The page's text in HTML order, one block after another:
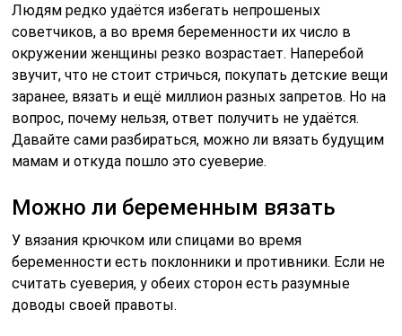
Людям редко удаётся избегать непрошеных
советчиков, а во время беременности их число в
окружении женщины резко возрастает. Наперебой
звучит, что не стоит стричься, покупать детские вещи
заранее, вязать и ещё миллион разных запретов. Но на
вопрос, почему нельзя, ответ получить не удаётся.
Давайте сами разбираться, можно ли вязать будущим
мамам и откуда пошло это суеверие.
Можно ли беременным вязать
У вязания крючком или спицами во время
беременности есть поклонники и противники. Если не
считать суеверия, у обеих сторон есть разумные
доводы своей правоты.